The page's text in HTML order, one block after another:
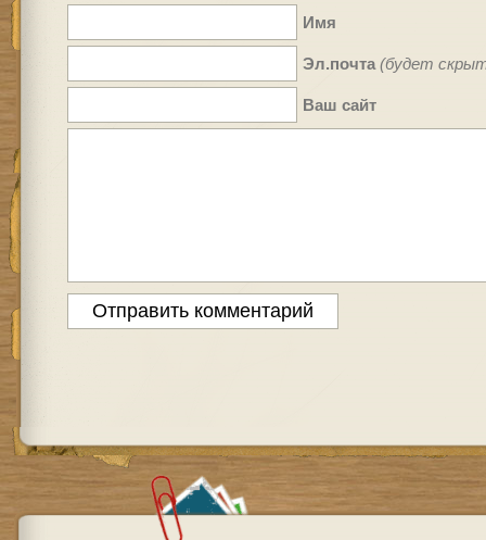
Имя
Эл.почта (будет
Ваш сайт